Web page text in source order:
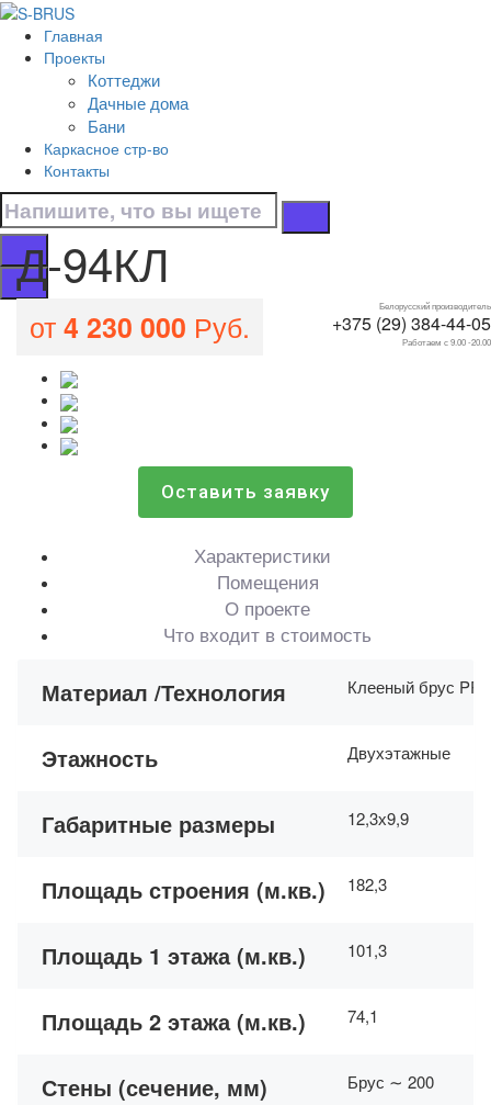
Перейти к контенту
Главная
Проекты
Коттеджи
Дачные дома
Бани
Каркасное стр-во
Контакты
Белорусский производитель
+375 (29) 384-44-05
Работаем с 9.00 -20.00
Д-94КЛ
Все проекты домов
Д-94КЛ
Д-94КЛ
от4 230 000 Руб.
Оставить заявку
Характеристики
Помещения
О проекте
Что входит в стоимость
Материал /Технология Клееный брус
Этажность Двухэтажные
Габаритные размеры 12,3х9,9
Площадь строения (м.кв.) 182,3
Площадь 1 этажа (м.кв.) 101,3
Площадь 2 этажа (м.кв.) 74,1
Стены (сечение, мм) Брус ∼ 200